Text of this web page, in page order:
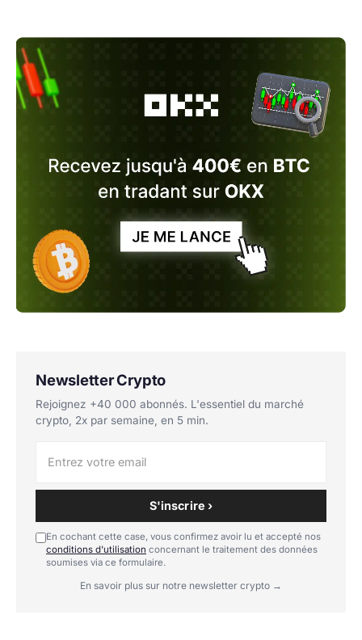
Newsletter Crypto
Rejoignez +40 000 abonnés. L'essentiel du marché
crypto, 2x par semaine, en 5 min.
S'inscrire ›
En cochant cette case, vous confirmez avoir lu et accepté nos
conditions d'utilisation concernant le traitement des données
soumises via ce formulaire.
En savoir plus sur notre newsletter crypto →